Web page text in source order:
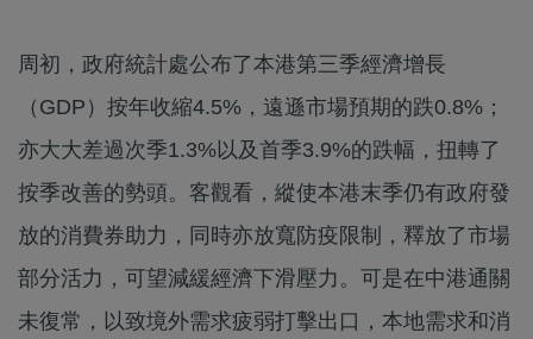
周初，政府統計處公布了本港第三季經濟增長
（GDP）按年收縮4.5%，遠遜市場預期的跌0.8%；
亦大大差過次季1.3%以及首季3.9%的跌幅，扭轉了
按季改善的勢頭。客觀看，縱使本港末季仍有政府發
放的消費券助力，同時亦放寬防疫限制，釋放了市場
部分活力，可望減緩經濟下滑壓力。可是在中港通關
未復常，以致境外需求疲弱打擊出口，本地需求和消